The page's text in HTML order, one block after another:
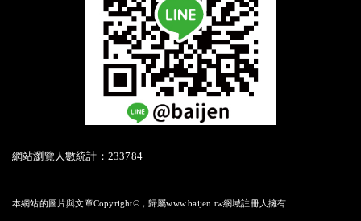
網站瀏覽人數統計：233784
本網站的圖片與文章Copyright©，歸屬www.baijen.tw網域註冊人擁有